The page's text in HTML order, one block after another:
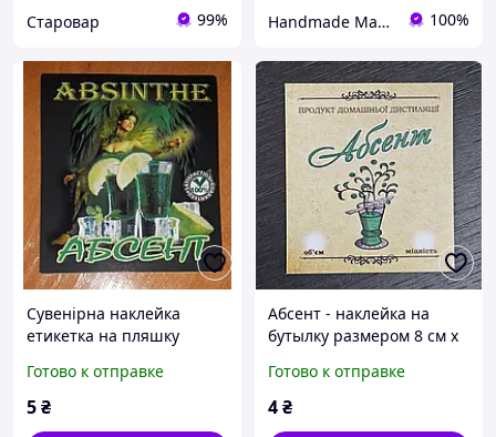
Старовар 99% Handmade Market Kyiv 100%
Сувенірна наклейка
етикетка на пляшку
Готово к отправке
5₴
Абсент - наклейка на
бутылку размером 8 см х
Готово к отправке
4₴